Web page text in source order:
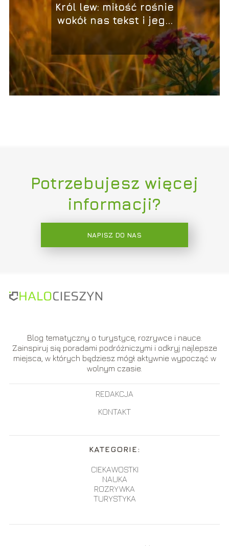
Król lew: miłość rośnie
wokół nas tekst i jego
Potrzebujesz więcej
informacji?
NAPISZ DO NAS
Blog tematyczny o turystyce, rozrywce i nauce.
Zainspiruj się poradami podróżniczymi i odkryj najlepsze
miejsca, w których będziesz mógł aktywnie wypocząć w
wolnym czasie.
REDAKCJA
KONTAKT
KATEGORIE:
CIEKAWOSTKI
NAUKA
ROZRYWKA
TURYSTYKA